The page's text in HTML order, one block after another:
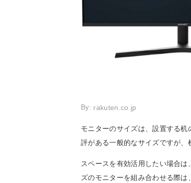
By: rakuten.co.jp
モニターのサイズは、設置する
評がある一般的なサイズですが、
スペースを有効活用したい場合
ズのモニターを組み合わせる際